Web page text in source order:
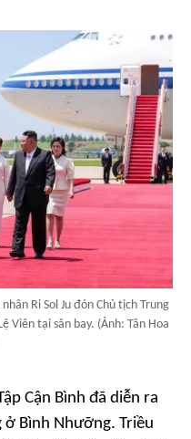
Ri Sol Ju đón Chủ tịch Trung
Viên tại sân bay. (Ảnh: Tân Hoa
Cận Bình đã diễn ra
Bình Nhưỡng. Triều